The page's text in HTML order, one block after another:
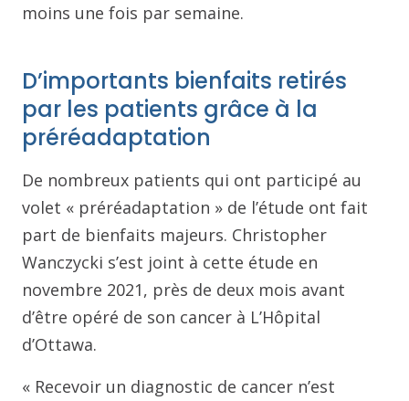
moins une fois par semaine.
D’importants bienfaits retirés
par les patients grâce à la
préréadaptation
De nombreux patients qui ont participé au
volet « préréadaptation » de l’étude ont fait
part de bienfaits majeurs. Christopher
Wanczycki s’est joint à cette étude en
novembre 2021, près de deux mois avant
d’être opéré de son cancer à L’Hôpital
d’Ottawa.
« Recevoir un diagnostic de cancer n’est